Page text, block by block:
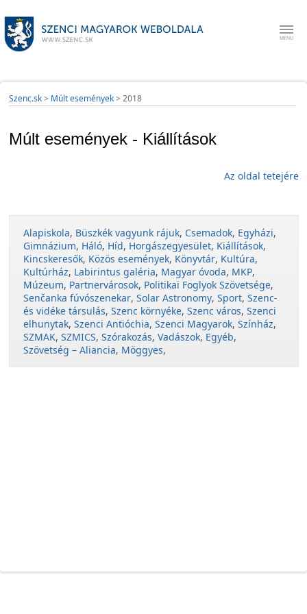
Szenc.sk> Múlt események> 2018
Múlt események - Kiállítások
Az oldal tetejére
Alapiskola, Büszkék vagyunk rájuk, Csemadok, Egyházi,
Gimnázium, Háló, Híd, Horgászegyesület, Kiállítások,
Kincskeresők, Közös események, Könyvtár, Kultúra,
Kultúrház, Labirintus galéria, Magyar óvoda, MKP,
Múzeum, Partnervárosok, Politikai Foglyok Szövetsége,
Senčanka fúvószenekar, Solar Astronomy, Sport, Szenc-
és vidéke társulás, Szenc környéke, Szenc város, Szenci
elhunytak, Szenci Antióchia, Szenci Magyarok, Színház,
SZMAK, SZMICS, Szórakozás, Vadászok, Egyéb,
Szövetség – Aliancia, Möggyes,